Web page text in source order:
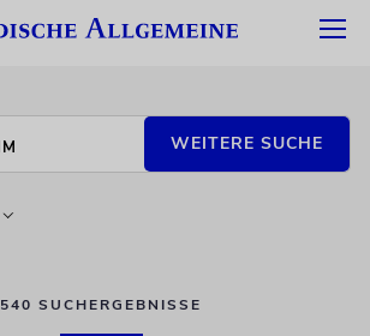
WEITERE SUCHE
540 SUCHERGEBNISSE